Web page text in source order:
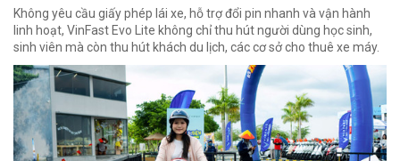
Không yêu cầu giấy phép lái xe, hỗ trợ đổi pin nhanh và vận hành
linh hoạt, VinFast Evo Lite không chỉ thu hút người dùng học sinh,
sinh viên mà còn thu hút khách du lịch, các cơ sở cho thuê xe máy.